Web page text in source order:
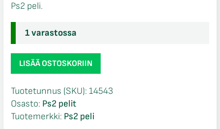
Ps2 peli.
1 varastossa
Teenage
Mutant
Turtles
Smash-
Up
LISÄÄ OSTOSKORIIN
Tuotetunnus (SKU): 14543
Osasto: Ps2 pelit
Tuotemerkki: Ps2 peli